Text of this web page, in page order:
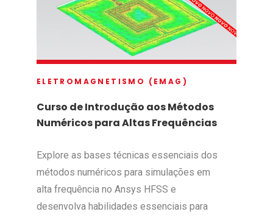
ELETROMAGNETISMO (EMAG)
Curso de Introdução aos Métodos
Numéricos para Altas Frequências
Explore as bases técnicas essenciais dos
métodos numéricos para simulações em
alta frequência no Ansys HFSS e
desenvolva habilidades essenciais para